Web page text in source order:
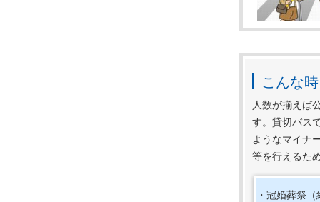
秋の全
令和7年
1.歩行者
反射材
こんな
人数が揃えば
す。貸切バス
ようなマイナ
等を行えるた
・冠婚葬祭